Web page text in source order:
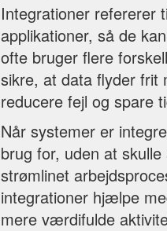
Integrationer refererer
applikationer, så de
ofte bruger flere
sikre, at data flyder frit
reducere fejl og spare
Når systemer er
brug for, uden at
strømlinet
integrationer hjælpe
mere værdifulde